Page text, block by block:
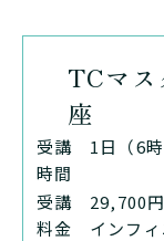
TCマス
座
受講
時間
1日（6時
受講
料金
29,700
インフ